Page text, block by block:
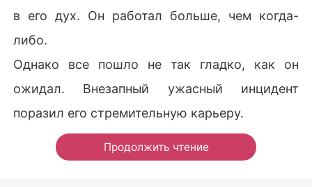
в его дух. Он работал больше, чем когда-
либо.
Однако все пошло не так гладко, как он
ожидал. Внезапный ужасный инцидент
поразил его стремительную карьеру.
Продолжить чтение